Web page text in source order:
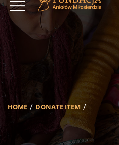
HOME DONATE ITEM